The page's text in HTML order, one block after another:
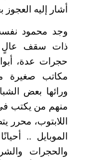
أشار إليه العجوز
وجد محمود
ذات سقف عالٍ
حجرات عدة،
مكاتب صغيرة
ورائها بعض
منهم من يكتب
اللابتوب، محرر
الموبايل ..
والحجرات